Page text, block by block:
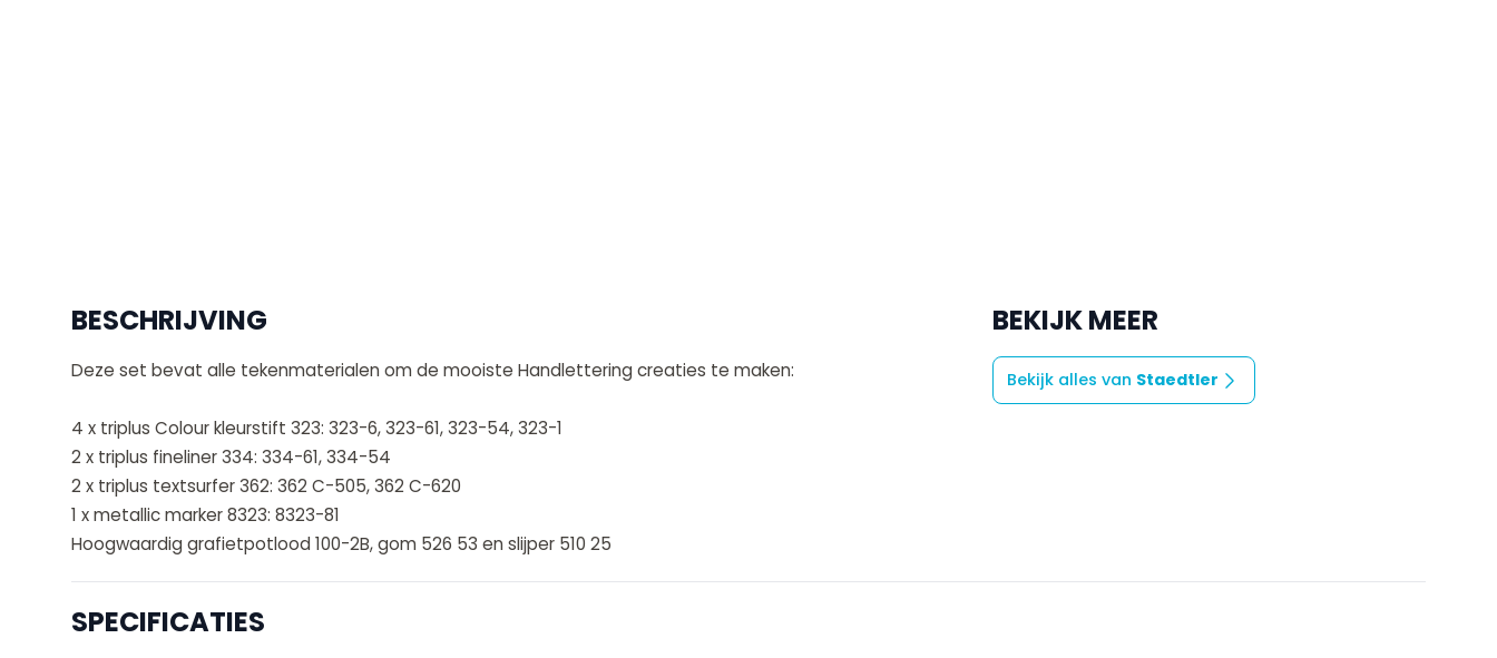
BEKIJK MEER
Bekijk alles van Staedtler
BESCHRIJVING
Deze set bevat alle tekenmaterialen om de mooiste Handlettering creaties te maken:
4 x triplus Colour kleurstift 323: 323-6, 323-61, 323-54, 323-1
2 x triplus fineliner 334: 334-61, 334-54
2 x triplus textsurfer 362: 362 C-505, 362 C-620
1 x metallic marker 8323: 8323-81
Hoogwaardig grafietpotlood 100-2B, gom 526 53 en slijper 510 25
SPECIFICATIES